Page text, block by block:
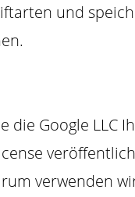
und
die Google LLC
verwenden